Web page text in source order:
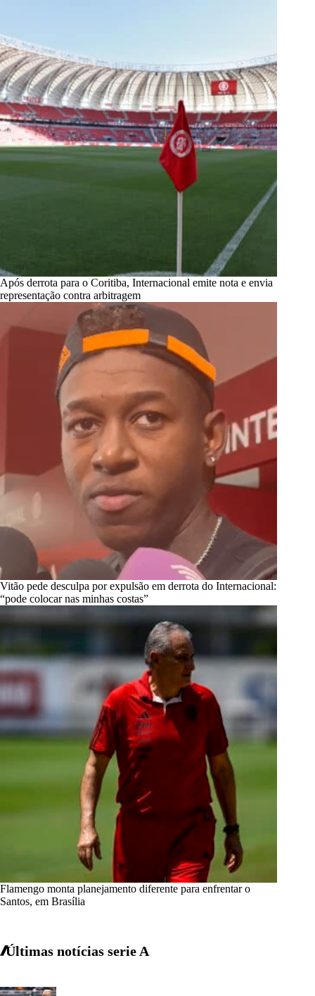
Após derrota para o Coritiba, Internacional emite nota e envia
representação contra arbitragem
Vitão pede desculpa por expulsão em derrota do Internacional:
“pode colocar nas minhas costas”
Flamengo monta planejamento diferente para enfrentar o
Santos, em Brasília
Últimas notícias serie A